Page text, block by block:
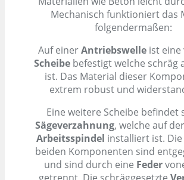
Mechanisch funktioniert das
folgendermaßen:
Auf einerAntriebswelle ist eine
Scheibe befestigt welche schräg
ist. Das Material dieser
extrem robust und
Eine weitere Scheibe befindet
Sägeverzahnung, welche auf
Arbeitsspindel installiert ist.
beiden Komponenten sind
und sind durch eine Feder